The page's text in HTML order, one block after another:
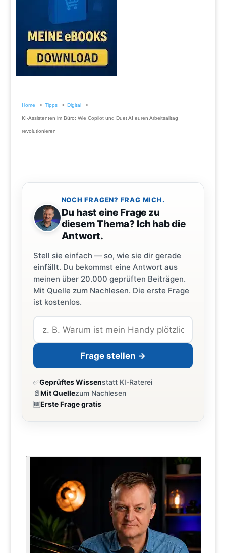
Home Tipps Digital
KI-Assistenten im Büro: Wie Copilot und Duet AI euren Arbeitsalltag
revolutionieren
NOCH FRAGEN? FRAG MICH.
Du hast eine Frage zu
diesem Thema? Ich hab die
Antwort.
Stell sie einfach — so, wie sie dir gerade
einfällt. Du bekommst eine Antwort aus
meinen über 20.000 geprüften Beiträgen.
Mit Quelle zum Nachlesen. Die erste Frage
ist kostenlos.
Frage stellen →
✅Geprüftes Wissenstatt KI-Raterei
📄Mit Quellezum Nachlesen
🆓Erste Frage gratis